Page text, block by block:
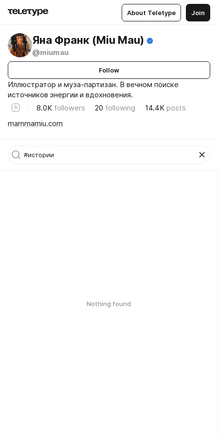
About Teletype Join
Яна Франк (Miu Mau)
@miumau
Follow
Иллюстратор и муза-партизан. В вечном поиске
источников энергии и вдохновения.
8.0K followers 20 following 14.4K posts
mammamiu.com
Nothing found